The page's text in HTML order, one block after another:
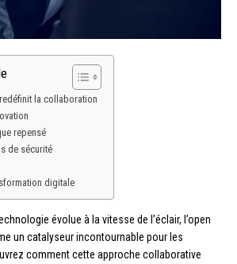
la collaboration
repensé
de sécurité
digitale
évolue à la vitesse de l’éclair, l’open
un catalyseur incontournable pour les
comment cette approche collaborative